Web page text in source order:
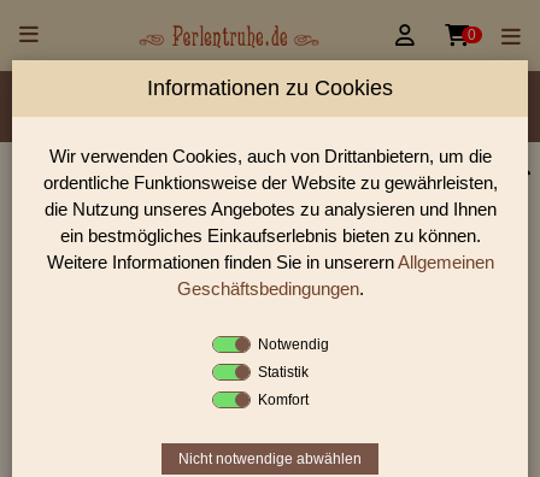
 0
Material/Glassorte Sorte/Form Farbe
Größen
Rocailles Größen Lochdurchmesser
Perlen Shop für antike Glasperlen sonstige
In unserem Perlen Shop finden sie zahlreich antike Glasperlen
sonstige und viele weiter Glasperlen.
Sie befinden sich in folgender Kategorie:
antike Glasperlen|antike Glasperlen sonstige
Informationen zu Cookies
Wir verwenden Cookies, auch von Drittanbietern, um die
ordentliche Funktionsweise der Website zu gewährleisten,
die Nutzung unseres Angebotes zu analysieren und Ihnen
ein bestmögliches Einkaufserlebnis bieten zu können.
Weitere Informationen finden Sie in unserernAllgemeinen
Geschäftsbedingungen.
Notwendig
Statistik
Komfort
Nicht notwendige abwählen